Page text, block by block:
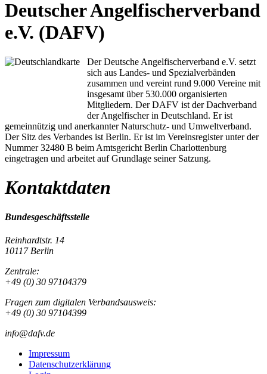
Deutscher Angelfischerverband
e.V. (DAFV)
Der Deutsche Angelfischerverband e.V. setzt
sich aus Landes- und Spezialverbänden
zusammen und vereint rund 9.000 Vereine mit
insgesamt über 530.000 organisierten
Mitgliedern. Der DAFV ist der Dachverband
der Angelfischer in Deutschland. Er ist
gemeinnützig und anerkannter Naturschutz- und Umweltverband.
Der Sitz des Verbandes ist Berlin. Er ist im Vereinsregister unter der
Nummer 32480 B beim Amtsgericht Berlin Charlottenburg
eingetragen und arbeitet auf Grundlage seiner Satzung.
Kontaktdaten
Bundesgeschäftsstelle
Reinhardtstr. 14
10117 Berlin
Zentrale:
+49 (0) 30 97104379
Fragen zum digitalen Verbandsausweis:
+49 (0) 30 97104399
info@dafv.de
Impressum
Datenschutzerklärung